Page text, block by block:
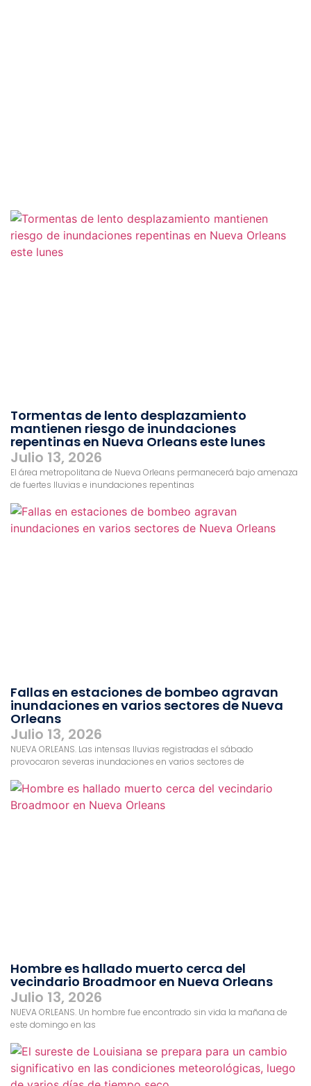
Tormentas de lento desplazamiento
mantienen riesgo de inundaciones
repentinas en Nueva Orleans este lunes
Julio 13, 2026
El área metropolitana de Nueva Orleans permanecerá bajo amenaza
de fuertes lluvias e inundaciones repentinas
Fallas en estaciones de bombeo agravan
inundaciones en varios sectores de Nueva
Orleans
Julio 13, 2026
NUEVA ORLEANS. Las intensas lluvias registradas el sábado
provocaron severas inundaciones en varios sectores de
Hombre es hallado muerto cerca del
vecindario Broadmoor en Nueva Orleans
Julio 13, 2026
NUEVA ORLEANS. Un hombre fue encontrado sin vida la mañana de
este domingo en las